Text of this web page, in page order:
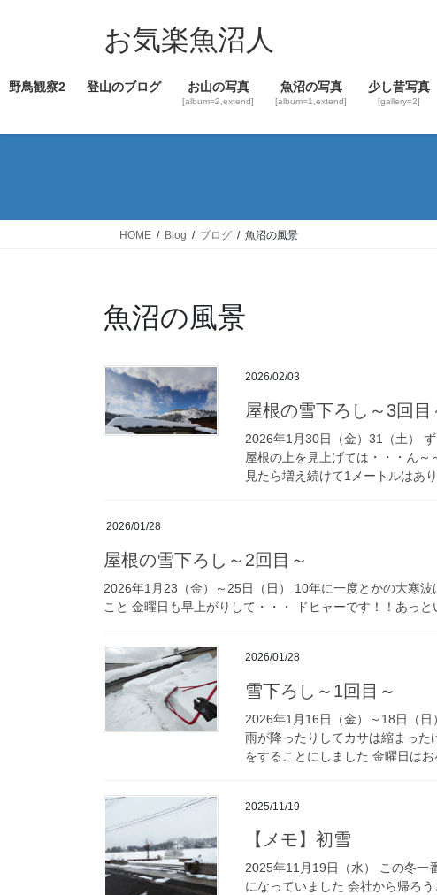
ツ
ス
シ
ン
お気楽魚沼人
野鳥観察2 登山のブログ お山の写真
[album=2,extend]
魚沼の写真
[album=1,extend]
少し昔写真
[gallery=2]
HOME Blog ブログ 魚沼の風景
魚沼の風景
2026/02/03
屋根の雪下ろし～3回目
2026年1月30日（金）31（土）
屋根の上を見上げては・・・ん
見たら増え続けて1メートルはあ
2026/01/28
屋根の雪下ろし～2回目～
2026年1月23（金）～25日（日） 10年に一度とかの大寒
こと 金曜日も早上がりして・・・ ドヒャーです！！あっ
2026/01/28
雪下ろし～1回目～
2026年1月16日（金）～18日（
雨が降ったりしてカサは縮まっ
をすることにしました 金曜日は
2025/11/19
【メモ】初雪
2025年11月19日（水） この冬一
になっていました 会社から帰ろ